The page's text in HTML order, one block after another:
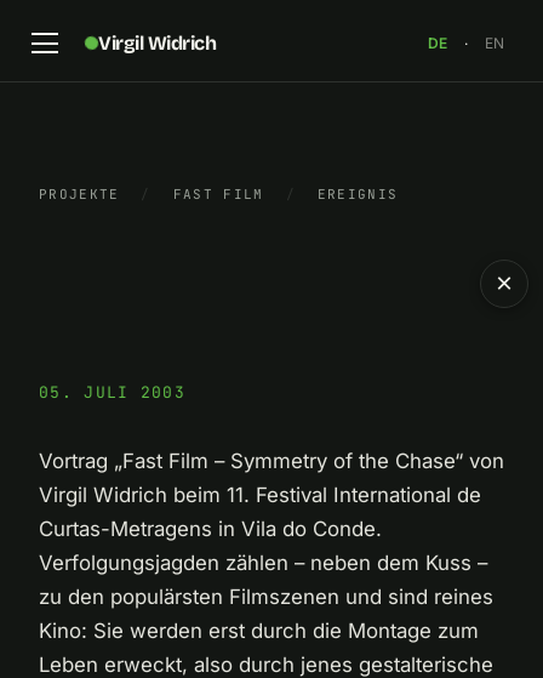
Virgil Widrich DE · EN
PROJEKTE / FAST FILM / EREIGNIS
05. JULI 2003
Vortrag „Fast Film – Symmetry of the Chase“ von
Virgil Widrich beim 11. Festival International de
Curtas-Metragens in Vila do Conde.
Verfolgungsjagden zählen – neben dem Kuss –
zu den populärsten Filmszenen und sind reines
Kino: Sie werden erst durch die Montage zum
Leben erweckt, also durch jenes gestalterische
×